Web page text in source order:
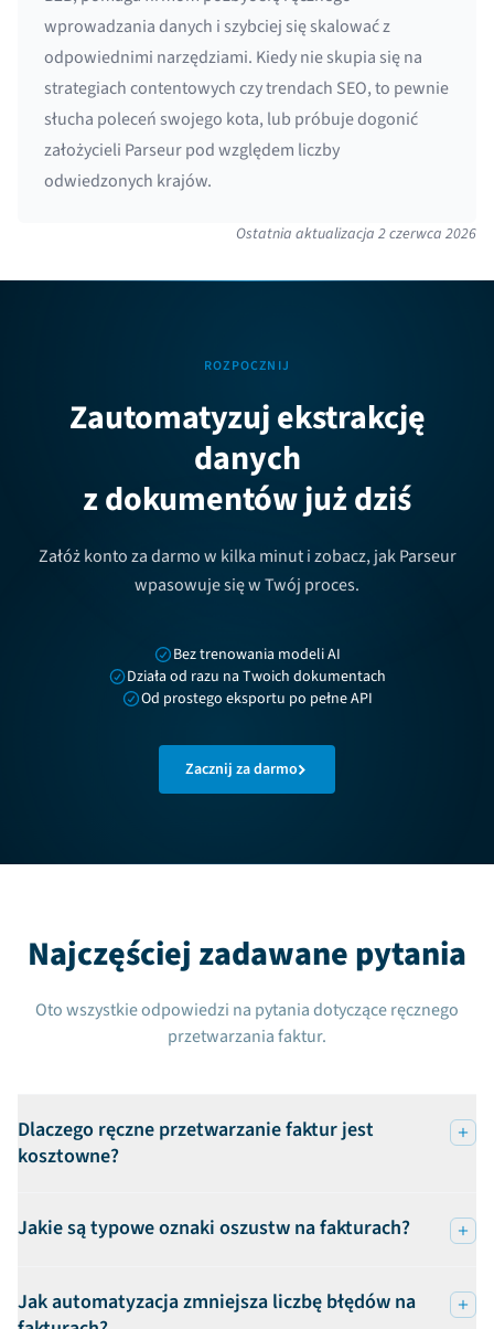
wprowadzania danych i szybciej się skalować z
odpowiednimi narzędziami. Kiedy nie skupia się na
strategiach contentowych czy trendach SEO, to pewnie
słucha poleceń swojego kota, lub próbuje dogonić
założycieli Parseur pod względem liczby
odwiedzonych krajów.
Ostatnia aktualizacja 2 czerwca 2026
ROZPOCZNIJ
Zautomatyzuj ekstrakcję
danych
z dokumentów już dziś
Załóż konto za darmo w kilka minut i zobacz, jak Parseur
wpasowuje się w Twój proces.
Bez trenowania modeli AI
Działa od razu na Twoich dokumentach
Od prostego eksportu po pełne API
Zacznij za darmo
Najczęściej zadawane pytania
Oto wszystkie odpowiedzi na pytania dotyczące ręcznego
przetwarzania faktur.
Dlaczego ręczne przetwarzanie faktur jest
kosztowne?
Jakie są typowe oznaki oszustw na fakturach?
Jak automatyzacja zmniejsza liczbę błędów na